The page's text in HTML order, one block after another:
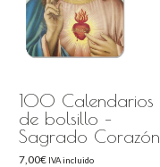
100 Calendarios
de bolsillo –
Sagrado Corazón
7,00€ IVA incluido